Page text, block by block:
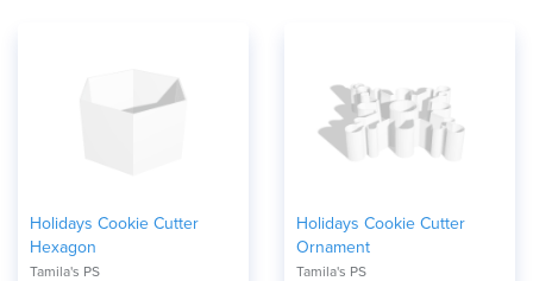
Holidays Cookie Cutter
Hexagon
Tamila's PS
Holidays Cookie Cutter
Ornament
Tamila's PS